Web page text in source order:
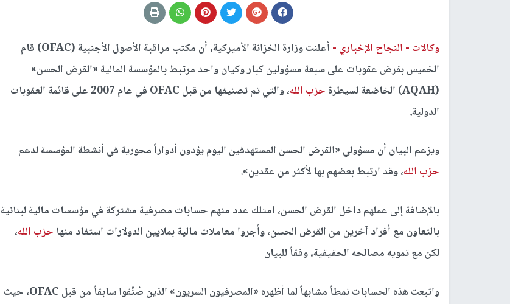
وكالات - النجاح الإخباري -
أعلنت وزارة الخزانة الأميركية، أن مكتب مراقبة الأصول الأجنبية (OFAC) قام
الخميس بفرض عقوبات على سبعة مسؤولين كبار وكيان واحد مرتبط بالمؤسسة المالية «القرض الحسن»
(AQAH) الخاضعة لسيطرة
حزب الله
، والتي تم تصنيفها من قبل OFAC في عام 2007 على قائمة العقوبات
الدولية.
ويزعم البيان أن مسؤولي «القرض الحسن المستهدفين اليوم يؤدون أدواراً محورية في أنشطة المؤسسة لدعم
حزب الله، وقد ارتبط بعضهم بها لأكثر من عقدين».
بالإضافة إلى عملهم داخل القرض الحسن، امتلك عدد منهم حسابات مصرفية مشتركة في مؤسسات مالية لبنانية
بالتعاون مع أفراد آخرين من القرض الحسن، وأجروا معاملات مالية بملايين الدولارات استفاد منها حزب الله،
لكن مع تمويه مصالحه الحقيقية، وفقاً للبيان
واتبعت هذه الحسابات نمطاً مشابهاً لما أظهره «المصرفيون السريون» الذين صُنِّفوا سابقاً من قبل OFAC، حيث